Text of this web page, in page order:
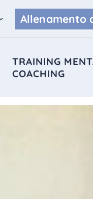
Allenamento
TRAINING
COACHING